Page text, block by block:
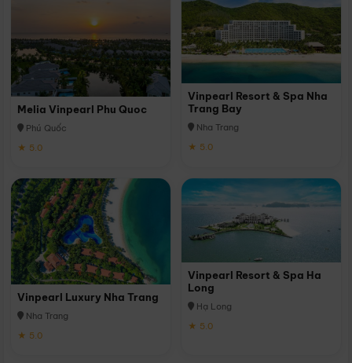
Melia Vinpearl Phu Quoc
Phú Quốc
★ 5.0
Vinpearl Resort & Spa Nha
Trang Bay
Nha Trang
★ 5.0
Vinpearl Luxury Nha Trang
Nha Trang
★ 5.0
Vinpearl Resort & Spa Ha
Long
Hạ Long
★ 5.0